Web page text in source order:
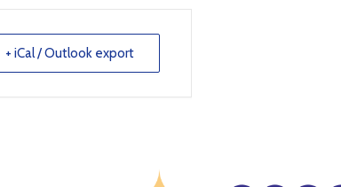
+ iCal / Outlook export